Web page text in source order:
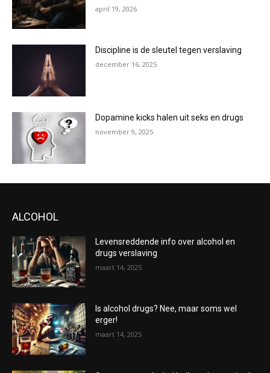
april 19, 2026
Discipline is de sleutel tegen verslaving
december 16, 2025
Dopamine kicks halen uit seks en drugs
november 9, 2025
ALCOHOL
Levensreddende info over alcohol en
drugs verslaving
maart 14, 2025
Is alcohol drugs? Nee, maar soms wel
erger!
maart 14, 2025